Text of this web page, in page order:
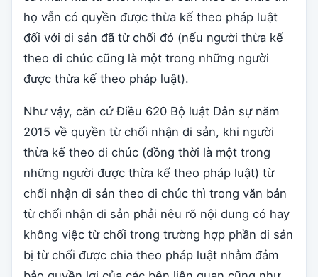
họ vẫn có quyền được thừa kế theo pháp luật
đối với di sản đã từ chối đó (nếu người thừa kế
theo di chúc cũng là một trong những người
được thừa kế theo pháp luật).
Như vậy, căn cứ Điều 620 Bộ luật Dân sự năm
2015 về quyền từ chối nhận di sản, khi người
thừa kế theo di chúc (đồng thời là một trong
những người được thừa kế theo pháp luật) từ
chối nhận di sản theo di chúc thì trong văn bản
từ chối nhận di sản phải nêu rõ nội dung có hay
không việc từ chối trong trường hợp phần di sản
bị từ chối được chia theo pháp luật nhằm đảm